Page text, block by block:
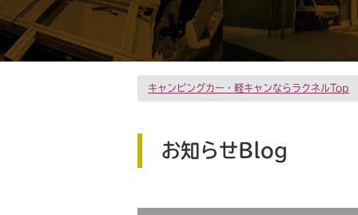
キャンピングカー・軽キャンならラクネルTop
お知らせBlog